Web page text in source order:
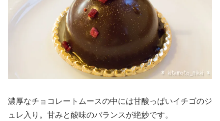
濃厚なチョコレートムースの中には甘酸っぱいイチゴのジ
ュレ入り。甘みと酸味のバランスが絶妙です。